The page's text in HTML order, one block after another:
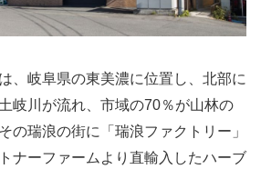
、岐阜県の東美濃に位置し、北部に
岐川が流れ、市域の70％が山林の
の瑞浪の街に「瑞浪ファクトリー」
ナーファームより直輸入したハーブ